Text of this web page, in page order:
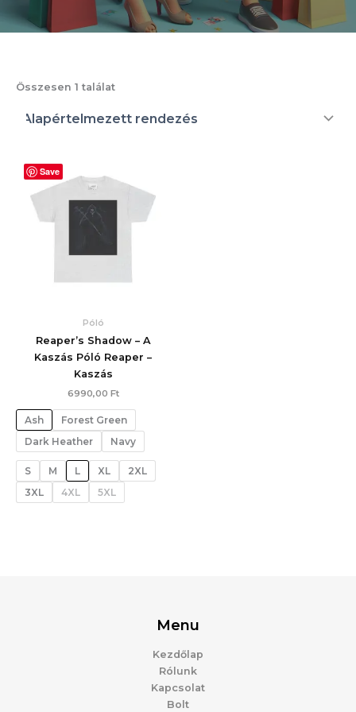
Összesen 1 találat
Save
Póló
Reaper’s Shadow – A
Kaszás Póló Reaper –
Kaszás
6990,00 Ft
Ash
Forest Green
Dark Heather
Navy
S M L XL
2XL
3XL
4XL 5XL
Menu
Kezdőlap
Rólunk
Kapcsolat
Bolt